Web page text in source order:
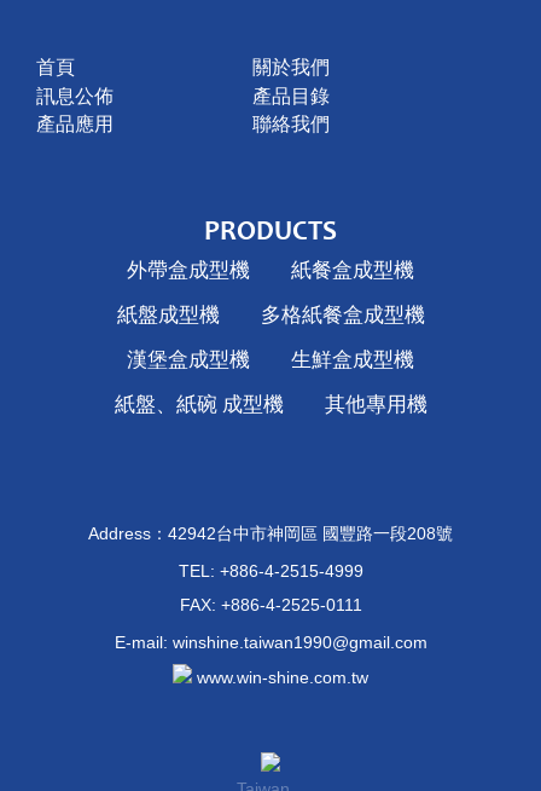
首頁
關於我們
訊息公佈
產品目錄
產品應用
聯絡我們
PRODUCTS
外帶盒成型機 紙餐盒成型機
紙盤成型機 多格紙餐盒成型機
漢堡盒成型機 生鮮盒成型機
紙盤、紙碗 成型機 其他專用機
Address：42942台中市神岡區 國豐路一段208號
TEL: +886-4-2515-4999
FAX: +886-4-2525-0111
E-mail: winshine.taiwan1990@gmail.com
www.win-shine.com.tw